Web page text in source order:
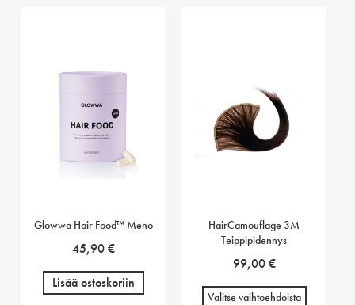
Glowwa Hair Food™ Meno
45,90€
Lisää ostoskoriin
HairCamouflage 3M
Teippipidennys
99,00€
Valitse vaihtoehdoista